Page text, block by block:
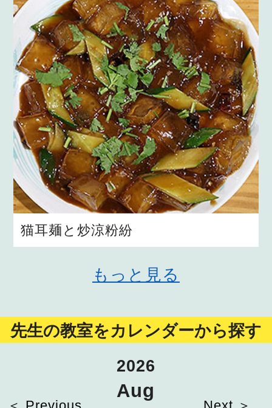
猫耳麺と炒涼粉紛
もっと見る
先生の教室をカレンダーから探す
2026
Aug